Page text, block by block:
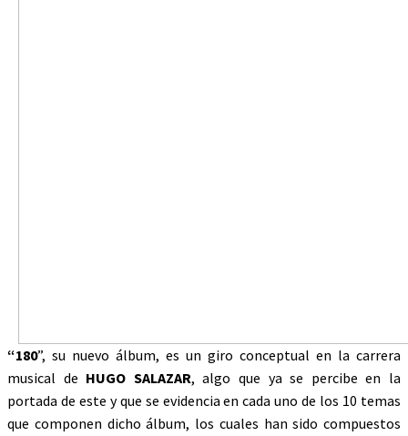
“180”, su nuevo álbum, es un giro conceptual en la carrera
musical de HUGO SALAZAR, algo que ya se percibe en la
portada de este y que se evidencia en cada uno de los 10 temas
que componen dicho álbum, los cuales han sido compuestos